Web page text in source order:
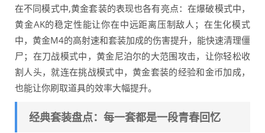
在不同模式中,黄金套装的表现也各有亮点：在爆破模式中，
黄金AK的稳定性能让你在中远距离压制敌人；在生化模式
中，黄金M4的高射速和套装加成的伤害提升，能快速清理僵
尸；在刀战模式中，黄金尼泊尔的大范围攻击，让你轻松收
割人头，就连在挑战模式中，黄金套装的经验和金币加成，
也能让你刷取道具的效率大幅提升。
经典套装盘点：每一套都是一段青春回忆